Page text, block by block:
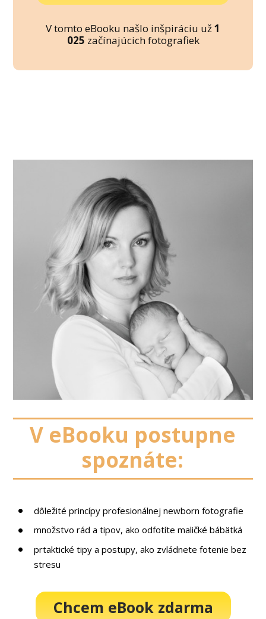
V tomto eBooku našlo inšpiráciu už1
025 začínajúcich fotografiek
V eBooku postupne
spoznáte:
dôležité princípy profesionálnej newborn fotografie
množstvo rád a tipov, ako odfotíte maličké bábätká
prtaktické tipy a postupy, ako zvládnete fotenie bez
stresu
Chcem eBook zdarma